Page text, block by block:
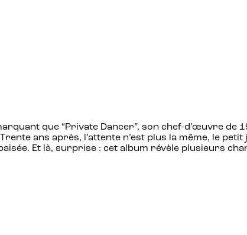
que “Private Dancer”, son chef-d’œuvre
ans après, l’attente n’est plus la même, le
Et là, surprise : cet album révèle plusieurs